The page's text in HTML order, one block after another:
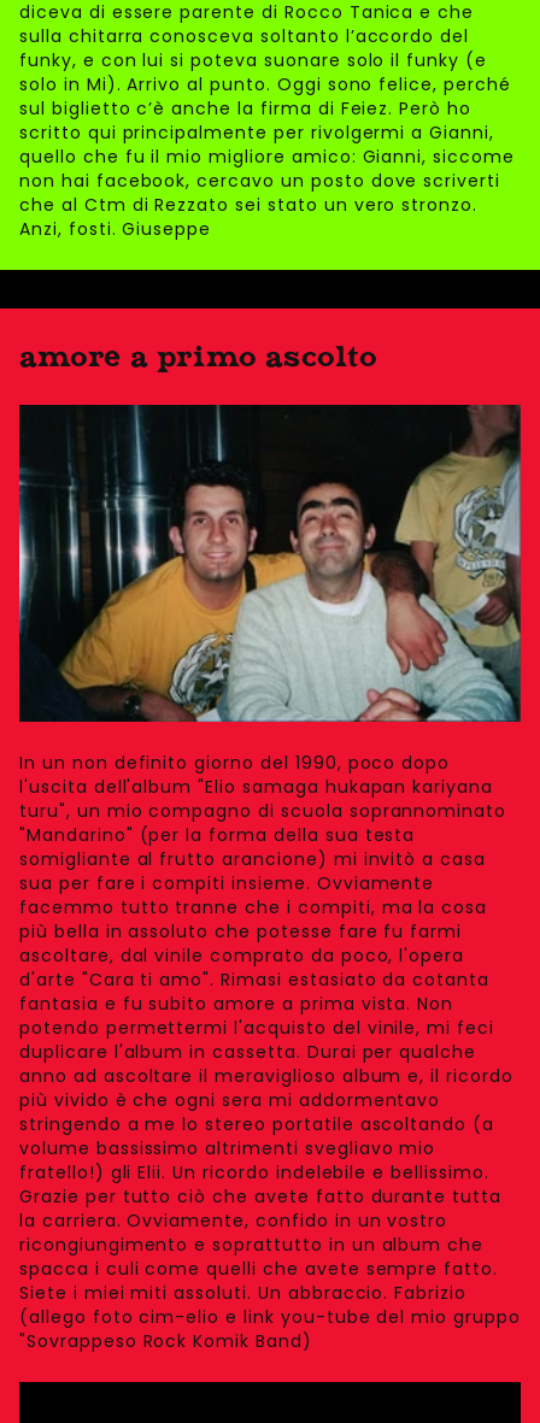
diceva di essere parente di Rocco Tanica e che
sulla chitarra conosceva soltanto l’accordo del
funky, e con lui si poteva suonare solo il funky (e
solo in Mi). Arrivo al punto. Oggi sono felice, perché
sul biglietto c’è anche la firma di Feiez. Però ho
scritto qui principalmente per rivolgermi a Gianni,
quello che fu il mio migliore amico: Gianni, siccome
non hai facebook, cercavo un posto dove scriverti
che al Ctm di Rezzato sei stato un vero stronzo.
Anzi, fosti. Giuseppe
amore a primo ascolto
In un non definito giorno del 1990, poco dopo
l'uscita dell'album "Elio samaga hukapan kariyana
turu", un mio compagno di scuola soprannominato
"Mandarino" (per la forma della sua testa
somigliante al frutto arancione) mi invitò a casa
sua per fare i compiti insieme. Ovviamente
facemmo tutto tranne che i compiti, ma la cosa
più bella in assoluto che potesse fare fu farmi
ascoltare, dal vinile comprato da poco, l'opera
d'arte "Cara ti amo". Rimasi estasiato da cotanta
fantasia e fu subito amore a prima vista. Non
potendo permettermi l'acquisto del vinile, mi feci
duplicare l'album in cassetta. Durai per qualche
anno ad ascoltare il meraviglioso album e, il ricordo
più vivido è che ogni sera mi addormentavo
stringendo a me lo stereo portatile ascoltando (a
volume bassissimo altrimenti svegliavo mio
fratello!) gli Elii. Un ricordo indelebile e bellissimo.
Grazie per tutto ciò che avete fatto durante tutta
la carriera. Ovviamente, confido in un vostro
ricongiungimento e soprattutto in un album che
spacca i culi come quelli che avete sempre fatto.
Siete i miei miti assoluti. Un abbraccio. Fabrizio
(allego foto cim-elio e link you-tube del mio gruppo
"Sovrappeso Rock Komik Band)